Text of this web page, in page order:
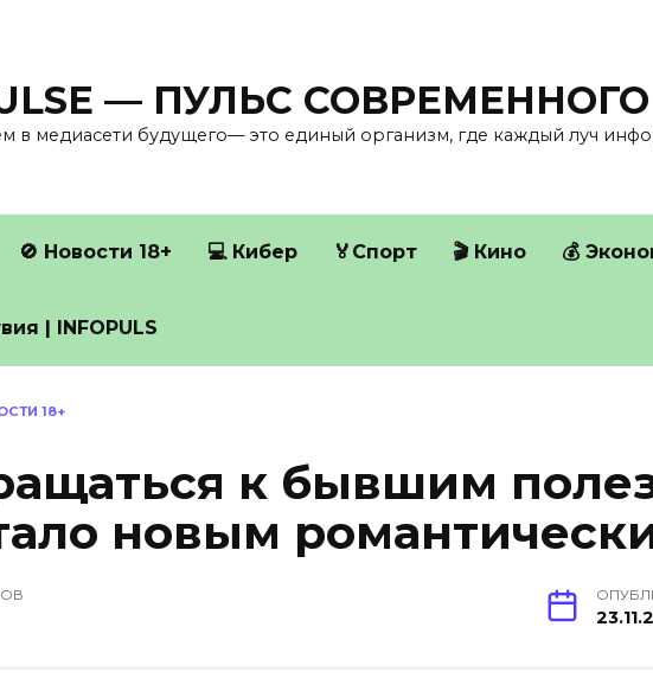
— ПУЛЬС
в медиасети будущего— это единый организм, где каждый луч
🚫 Новости 18+ 💻 Кибер 🏅Спорт 🎬 Кино 💰
| INFOPULS
18+
к бывшим
новым